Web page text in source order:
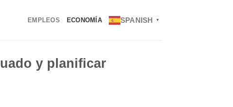
EMPLEOS ECONOMÍA SPANISH ▼
y planificar